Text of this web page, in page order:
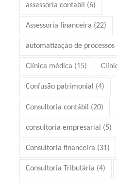
assessoria contabil (6)
Assessoria financeira (22)
automatização de processos
Clínica médica (15)
Confusão patrimonial (4)
Consultoria contábil (20)
consultoria empresarial (5)
Consultoria financeira (31)
Consultoria Tributária (4)